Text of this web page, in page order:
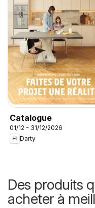
Catalogue
01/12 - 31/12/2026
Darty
Des produits
acheter à